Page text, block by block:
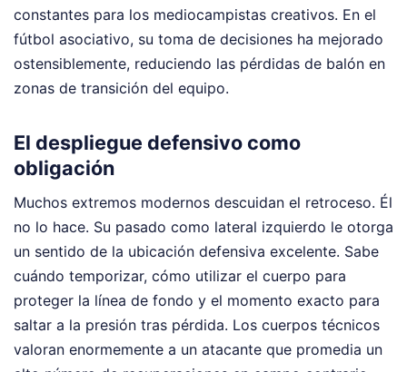
constantes para los mediocampistas creativos. En el
fútbol asociativo, su toma de decisiones ha mejorado
ostensiblemente, reduciendo las pérdidas de balón en
zonas de transición del equipo.
El despliegue defensivo como
obligación
Muchos extremos modernos descuidan el retroceso. Él
no lo hace. Su pasado como lateral izquierdo le otorga
un sentido de la ubicación defensiva excelente. Sabe
cuándo temporizar, cómo utilizar el cuerpo para
proteger la línea de fondo y el momento exacto para
saltar a la presión tras pérdida. Los cuerpos técnicos
valoran enormemente a un atacante que promedia un